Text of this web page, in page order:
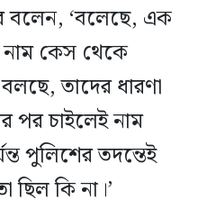
বলেন, ‘বলেছে, এক
কেস থেকে
তাদের ধারণা
পর চাইলেই নাম
পুলিশের তদন্তেই
কি না।’